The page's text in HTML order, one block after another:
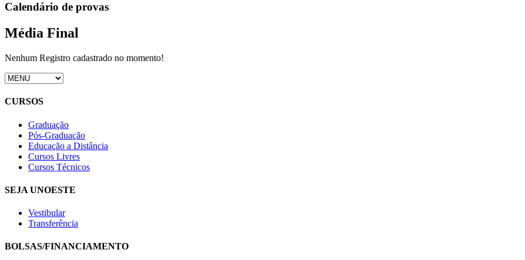
Calendário de provas
Média Final
Nenhum Registro cadastrado no momento!
CURSOS
Graduação
Pós-Graduação
Educação a Distância
Cursos Livres
Cursos Técnicos
SEJA UNOESTE
Vestibular
Transferência
BOLSAS/FINANCIAMENTO